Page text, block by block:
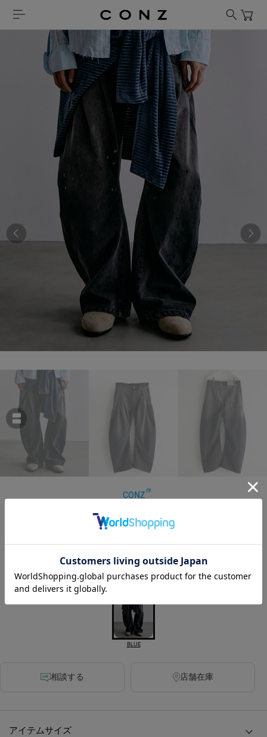
CONZ
dark wash curve denim deep blue
￥22,000
カラー
BLUE
相談する 店舗在庫
アイテムサイズ